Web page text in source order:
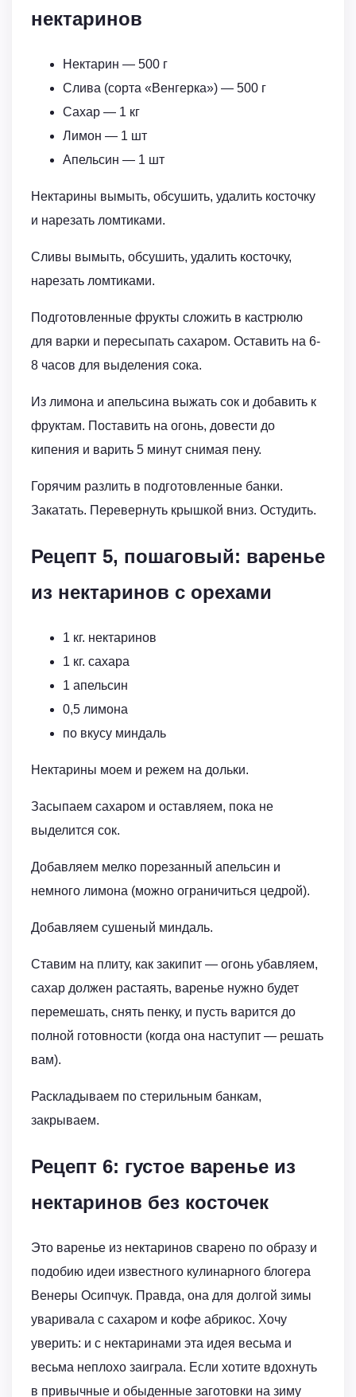
нектаринов
Нектарин — 500 г
Слива (сорта «Венгерка») — 500 г
Сахар — 1 кг
Лимон — 1 шт
Апельсин — 1 шт
Нектарины вымыть, обсушить, удалить косточку
и нарезать ломтиками.
Сливы вымыть, обсушить, удалить косточку,
нарезать ломтиками.
Подготовленные фрукты сложить в кастрюлю
для варки и пересыпать сахаром. Оставить на 6-
8 часов для выделения сока.
Из лимона и апельсина выжать сок и добавить к
фруктам. Поставить на огонь, довести до
кипения и варить 5 минут снимая пену.
Горячим разлить в подготовленные банки.
Закатать. Перевернуть крышкой вниз. Остудить.
Рецепт 5, пошаговый: варенье
из нектаринов с орехами
1 кг. нектаринов
1 кг. сахара
1 апельсин
0,5 лимона
по вкусу миндаль
Нектарины моем и режем на дольки.
Засыпаем сахаром и оставляем, пока не
выделится сок.
Добавляем мелко порезанный апельсин и
немного лимона (можно ограничиться цедрой).
Добавляем сушеный миндаль.
Ставим на плиту, как закипит — огонь убавляем,
сахар должен растаять, варенье нужно будет
перемешать, снять пенку, и пусть варится до
полной готовности (когда она наступит — решать
вам).
Раскладываем по стерильным банкам,
закрываем.
Рецепт 6: густое варенье из
нектаринов без косточек
Это варенье из нектаринов сварено по образу и
подобию идеи известного кулинарного блогера
Венеры Осипчук. Правда, она для долгой зимы
уваривала с сахаром и кофе абрикос. Хочу
уверить: и с нектаринами эта идея весьма и
весьма неплохо заиграла. Если хотите вдохнуть
в привычные и обыденные заготовки на зиму